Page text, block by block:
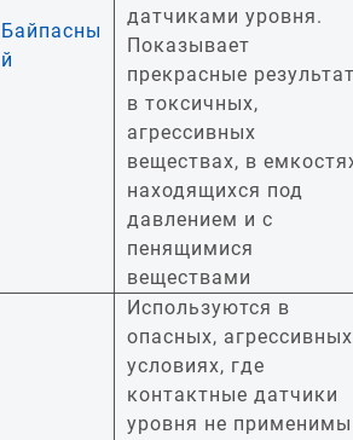
Байпасны
й
датчиками уровня.
Показывает
прекрасные
в токсичных,
агрессивных
веществах, в
находящихся под
давлением и с
пенящимися
веществами
Используются в
опасных, агрессивных
условиях, где
контактные датчики
уровня не